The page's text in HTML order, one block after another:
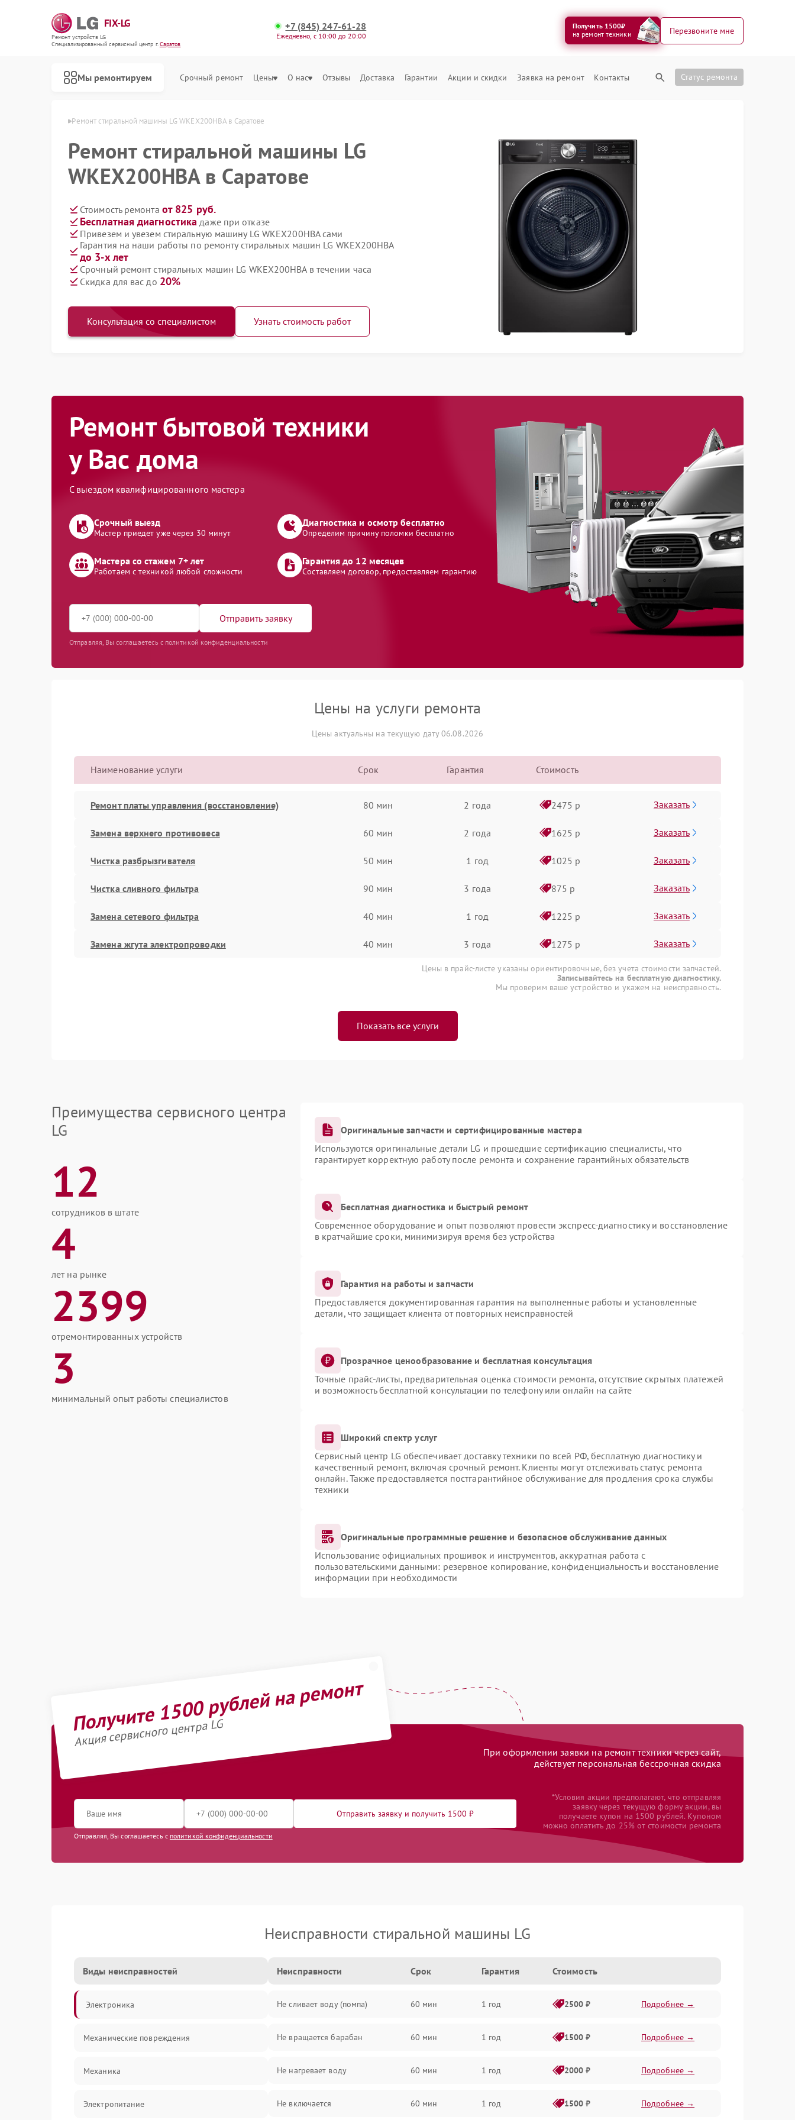
FIX-LG
Ремонт устройств LG
Специализированный cервисный центр г.Саратов
+7 (845) 247-61-28
Ежедневно, с 10:00 до 20:00
Получить 1500₽
на ремонт техники
Перезвоните мне
Мы ремонтируем Срочный ремонт Цены О нас Отзывы Доставка Гарантии Акции и скидки Заявка на ремонт Контакты Статус ремонта
LG в Саратове Ремонт стиральной машины LG WKEX200HBA в Саратове
Ремонт стиральной машины LG
WKEX200HBA в Саратове
Стоимость ремонта от 825 руб.
Бесплатная диагностика даже при отказе
Привезем и увезем стиральную машину LG WKEX200HBA сами
Гарантия на наши работы по ремонту стиральных машин LG WKEX200HBA
до 3-х лет
Срочный ремонт стиральных машин LG WKEX200HBA в течении часа
Скидка для вас до 20%
Консультация со специалистом Узнать стоимость работ
Ремонт бытовой техники
у Вас дома
С выездом квалифицированного мастера
Срочный выезд
Мастер приедет уже через 30 минут
Диагностика и осмотр бесплатно
Определим причину поломки бесплатно
Мастера со стажем 7+ лет
Работаем с техникой любой сложности
Гарантия до 12 месяцев
Составляем договор, предоставляем гарантию
Отправить заявку
Отправляя, Вы соглашаетесь с политикой конфиденциальности
Цены на услуги ремонта
Цены актуальны на текущую дату 06.08.2026
Наименование услуги Срок Гарантия Стоимость
Ремонт платы управления (восстановление) 80 мин 2 года 2475 р Заказать
Замена верхнего противовеса 60 мин 2 года 1625 р Заказать
Чистка разбрызгивателя 50 мин 1 год 1025 р Заказать
Чистка сливного фильтра 90 мин 3 года 875 р Заказать
Замена сетевого фильтра 40 мин 1 год 1225 р Заказать
Замена жгута электропроводки 40 мин 3 года 1275 р Заказать
Цены в прайс-листе указаны ориентировочные, без учета стоимости запчастей.
Записывайтесь на бесплатную диагностику.
Мы проверим ваше устройство и укажем на неисправность.
Показать все услуги
Преимущества сервисного центра
LG
12
сотрудников в штате
4
лет на рынке
2399
отремонтированных устройств
3
минимальный опыт работы специалистов
Оригинальные запчасти и сертифицированные мастера
Используются оригинальные детали LG и прошедшие сертификацию специалисты, что
гарантирует корректную работу после ремонта и сохранение гарантийных обязательств
Бесплатная диагностика и быстрый ремонт
Современное оборудование и опыт позволяют провести экспресс-диагностику и восстановление
в кратчайшие сроки, минимизируя время без устройства
Гарантия на работы и запчасти
Предоставляется документированная гарантия на выполненные работы и установленные
детали, что защищает клиента от повторных неисправностей
Прозрачное ценообразование и бесплатная консультация
Точные прайс-листы, предварительная оценка стоимости ремонта, отсутствие скрытых платежей
и возможность бесплатной консультации по телефону или онлайн на сайте
Широкий спектр услуг
Сервисный центр LG обеспечивает доставку техники по всей РФ, бесплатную диагностику и
качественный ремонт, включая срочный ремонт. Клиенты могут отслеживать статус ремонта
онлайн. Также предоставляется постгарантийное обслуживание для продления срока службы
техники
Оригинальные программные решение и безопасное обслуживание данных
Использование официальных прошивок и инструментов, аккуратная работа с
пользовательскими данными: резервное копирование, конфиденциальность и восстановление
информации при необходимости
Получите 1500 рублей на ремонт
Акция сервисного центра LG
При оформлении заявки на ремонт техники через сайт,
действует персональная бессрочная скидка
Отправить заявку и получить 1500 ₽
Отправляя, Вы соглашаетесь с политикой конфиденциальности
*Условия акции предполагают, что отправляя
заявку через текущую форму акции, вы
получаете купон на 1500 рублей. Купоном
можно оплатить до 25% от стоимости ремонта
Неисправности стиральной машины LG
Виды неисправностей
Электроника
Механические повреждения
Механика
Электропитание
Неисправности Срок Гарантия Стоимость
Не сливает воду (помпа) 60 мин 1 год 2500 ₽ Подробнее →
Не вращается барабан 60 мин 1 год 1500 ₽ Подробнее →
Не нагревает воду 60 мин 1 год 2000 ₽ Подробнее →
Не включается 60 мин 1 год 1500 ₽ Подробнее →